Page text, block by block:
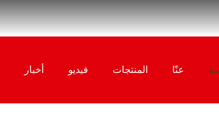
عنّا المنتجات فيديو أخبار